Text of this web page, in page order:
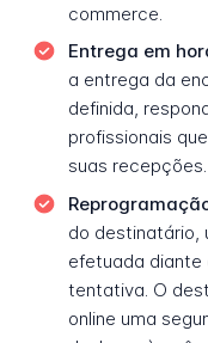
commerce.
Entrega em
a entrega da
definida,
profissionais
suas recepções.
do destinatário,
efetuada
tentativa. O
online uma